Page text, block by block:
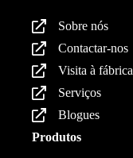
Sobre nós
Contactar-nos
Visita à fábrica
Serviços
Blogues
Produtos